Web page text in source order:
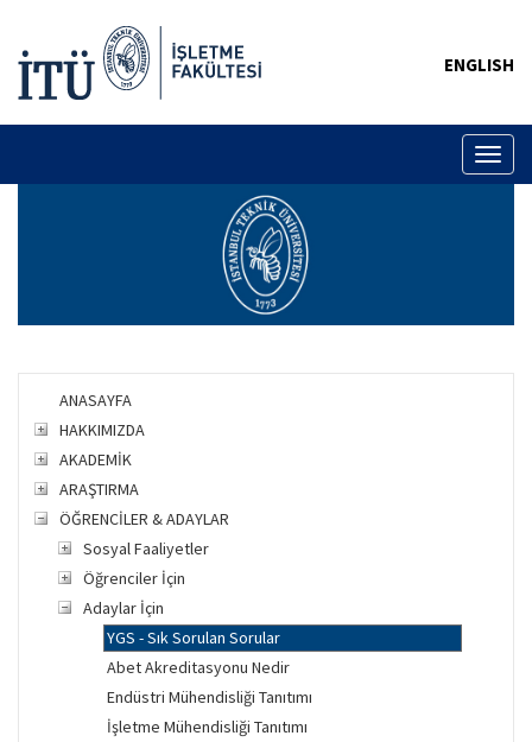
ENGLISH
ANASAYFA
HAKKIMIZDA
AKADEMİK
ARAŞTIRMA
ÖĞRENCİLER & ADAYLAR
Sosyal Faaliyetler
Öğrenciler İçin
Adaylar İçin
YGS - Sık Sorulan Sorular
Abet Akreditasyonu Nedir
Endüstri Mühendisliği Tanıtımı
İşletme Mühendisliği Tanıtımı